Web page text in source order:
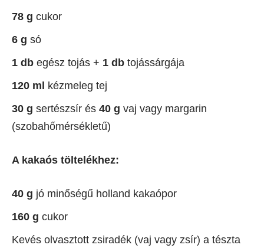
78 g cukor
6 g só
1 db egész tojás + 1 db tojássárgája
120 ml kézmeleg tej
30 g sertészsír és 40 g vaj vagy margarin
(szobahőmérsékletű)
A kakaós töltelékhez:
40 g jó minőségű holland kakaópor
160 g cukor
Kevés olvasztott zsiradék (vaj vagy zsír) a tészta